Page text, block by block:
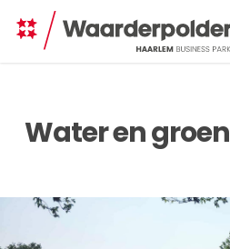
Water en groen